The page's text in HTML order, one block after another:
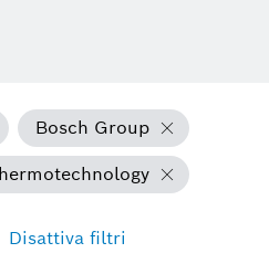
Bosch Group
Disattiva filtri